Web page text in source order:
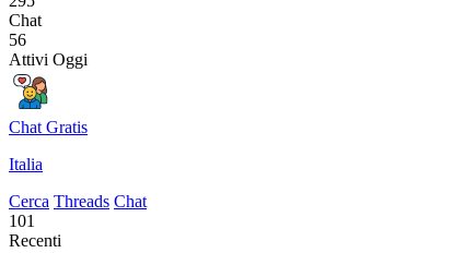
Chat
56
Attivi Oggi
Chat Gratis
Italia
Cerca Threads Chat
101
Recenti